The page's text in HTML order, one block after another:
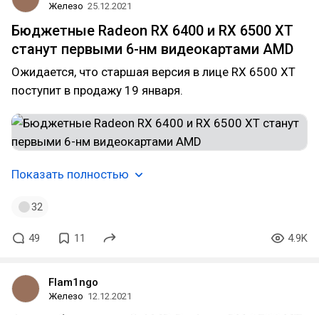
Железо 25.12.2021
Бюджетные Radeon RX 6400 и RX 6500 XT
станут первыми 6-нм видеокартами AMD
Ожидается, что старшая версия в лице RX 6500 XT
поступит в продажу 19 января.
Показать полностью
32
49 11 4.9K
Flam1ngo
Железо 12.12.2021